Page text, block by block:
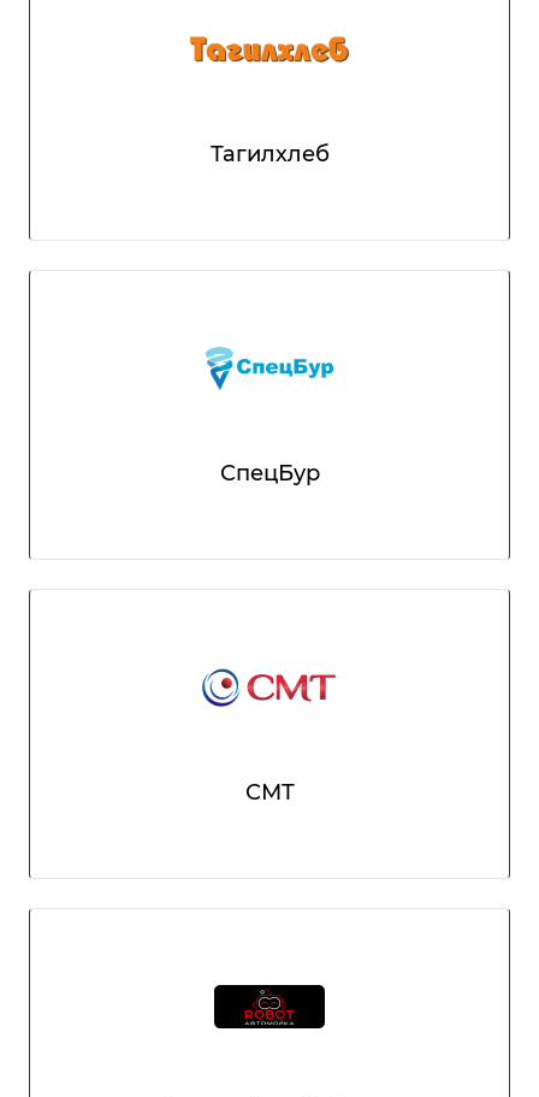
Тагилхлеб
СпецБур
СМТ